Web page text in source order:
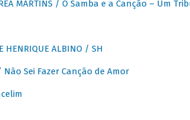
MARTINS / O Samba e a Canção – Um
HENRIQUE ALBINO / SH
Não Sei Fazer Canção de Amor